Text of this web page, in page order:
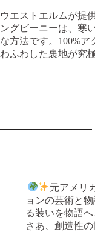
ウエストエルムが提
ングビーニーは、寒
な方法です。100%
わふわした裏地が究
元アメリ
ョンの芸術と
る装いを物語
さあ、創造性